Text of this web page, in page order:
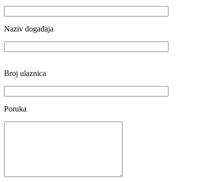
Naziv događaja
Broj ulaznica
Poruka